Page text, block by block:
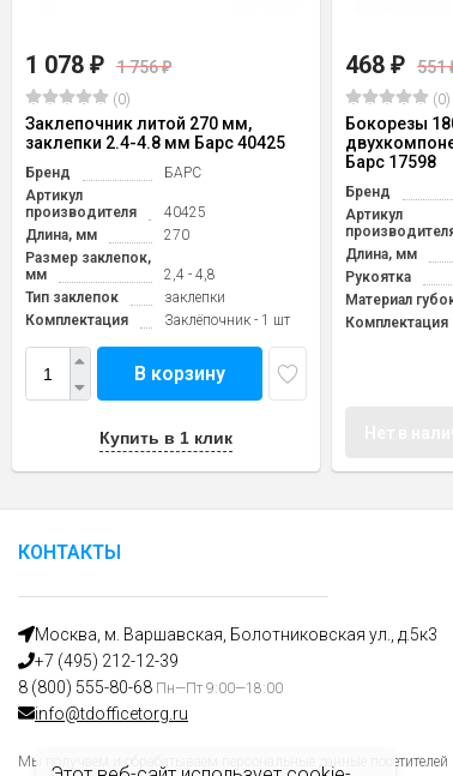
1 078 ₽ 1 756₽
(0)
Заклепочник литой 270 мм,
заклепки 2.4-4.8 мм Барс 40425
Бренд
БАРС
Артикул
производителя
40425
Длина, мм
270
Размер заклепок,
мм
2,4 - 4,8
Тип заклепок
заклепки
Комплектация
Заклёпочник - 1 шт
В корзину
Купить в 1 клик
468 ₽ 551
(0)
Бокорезы
Барс 17598
Бренд
Артикул
Длина, мм
Рукоятка
Материал
Комплектация
КОНТАКТЫ
Москва, м. Варшавская, Болотниковская ул., д.5к3
+7 (495) 212-12-39
8 (800) 555-80-68 Пн—Пт 9:00—18:00
info@tdofficetorg.ru
Мы получаем и обрабатываем персональные данные посетителей